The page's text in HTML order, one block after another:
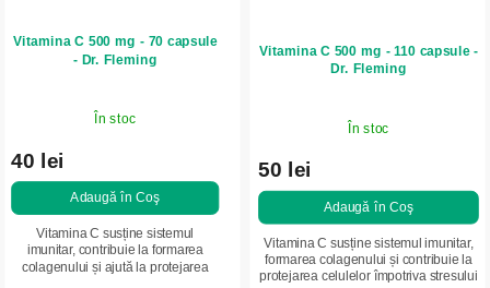
Vitamina C 500 mg - 70 capsule
- Dr. Fleming
În stoc
40 lei
Adaugă în Coş
Vitamina C susține sistemul
imunitar, contribuie la formarea
colagenului și ajută la protejarea
Vitamina C 500 mg - 110 capsule -
Dr. Fleming
În stoc
50 lei
Adaugă în Coş
Vitamina C susține sistemul imunitar,
formarea colagenului și contribuie la
protejarea celulelor împotriva stresului